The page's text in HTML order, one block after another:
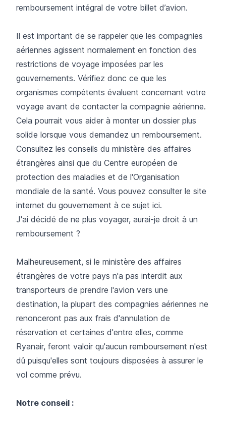
remboursement intégral de votre billet d’avion.
Il est important de se rappeler que les compagnies
aériennes agissent normalement en fonction des
restrictions de voyage imposées par les
gouvernements. Vérifiez donc ce que les
organismes compétents évaluent concernant votre
voyage avant de contacter la compagnie aérienne.
Cela pourrait vous aider à monter un dossier plus
solide lorsque vous demandez un remboursement.
Consultez les conseils du ministère des affaires
étrangères ainsi que du Centre européen de
protection des maladies et de l'Organisation
mondiale de la santé. Vous pouvez consulter le site
internet du gouvernement à ce sujet ici.
J'ai décidé de ne plus voyager, aurai-je droit à un
remboursement ?
Malheureusement, si le ministère des affaires
étrangères de votre pays n'a pas interdit aux
transporteurs de prendre l'avion vers une
destination, la plupart des compagnies aériennes ne
renonceront pas aux frais d'annulation de
réservation et certaines d'entre elles, comme
Ryanair, feront valoir qu'aucun remboursement n'est
dû puisqu'elles sont toujours disposées à assurer le
vol comme prévu.
Notre conseil :